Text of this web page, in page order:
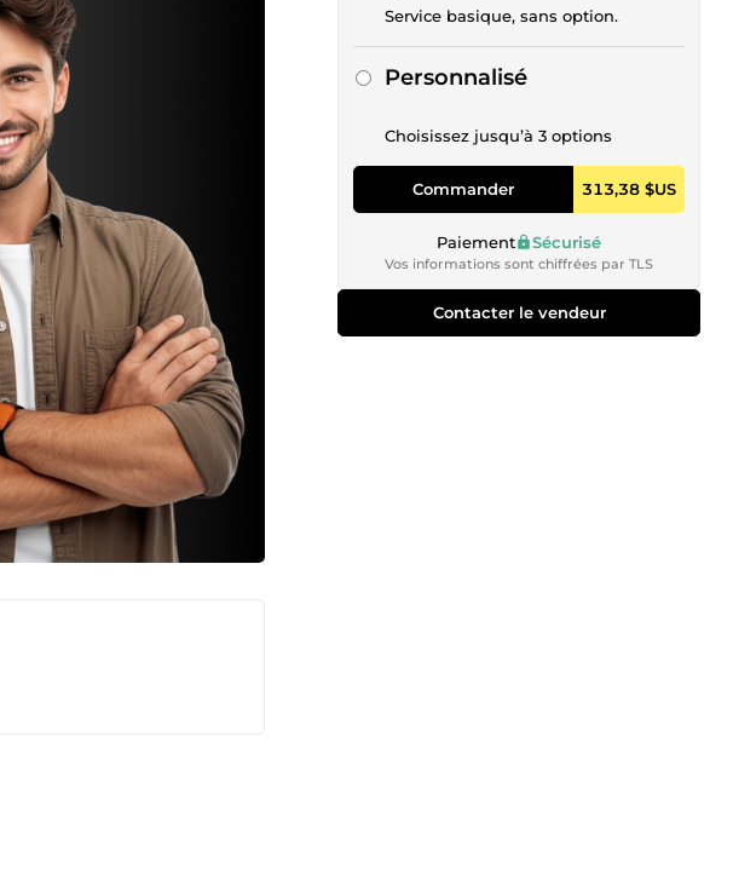
Service basique, sans option.
Personnalisé
Choisissez jusqu’à 3 options
Commander 313,38 $US
Paiement Sécurisé
Vos informations sont chiffrées par TLS
Contacter le vendeur